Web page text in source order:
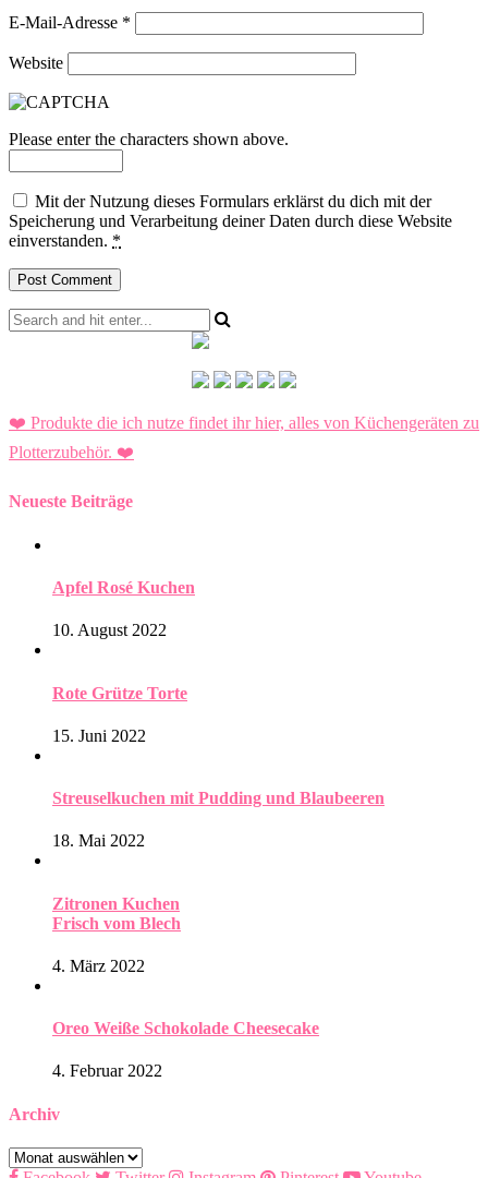
E-Mail-Adresse *
Website
Please enter the characters shown above.
Mit der Nutzung dieses Formulars erklärst du dich mit der
Speicherung und Verarbeitung deiner Daten durch diese Website
einverstanden. *
❤️ Produkte die ich nutze findet ihr hier, alles von Küchengeräten zu
Plotterzubehör. ❤️
Neueste Beiträge
Apfel Rosé Kuchen
10. August 2022
Rote Grütze Torte
15. Juni 2022
Streuselkuchen mit Pudding und Blaubeeren
18. Mai 2022
Zitronen Kuchen
Frisch vom Blech
4. März 2022
Oreo Weiße Schokolade Cheesecake
4. Februar 2022
Archiv
Archiv